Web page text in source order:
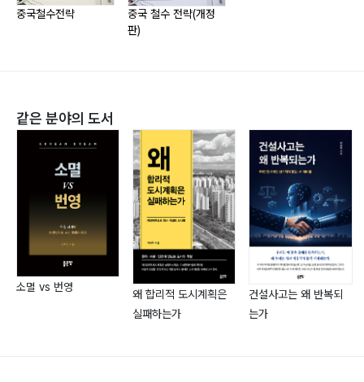
[7] 영업양도
제2편 중국 철수 관련 비용추정과 애로 사항… 67
제1장 직접비용과 잠재비용… 70
[1] 2면3감 기업소득세 등 우대혜택 반환
[2] 재투자 기업소득세 환급액의 반환
[3] 국산설비의 증치세 환급액의 반환
[4] 관계회사 채권포기에 따른 채무면제이익
[5] 관계회사 거래의 이전가격과세
중국철수전략
중국 철수 전략(개정
판)
같은 분야의 도서
소멸 vs 번영
왜 합리적 도시계획은
실패하는가
건설사고는 왜 반복되
는가